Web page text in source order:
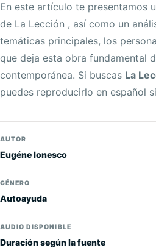
En este artículo te presentamos
de La Lección , así como un
temáticas principales, los
que deja esta obra fundamental
contemporánea. Si buscas La
puedes reproducirlo en español
AUTOR
Eugéne Ionesco
GÉNERO
Autoayuda
AUDIO DISPONIBLE
Duración según la fuente